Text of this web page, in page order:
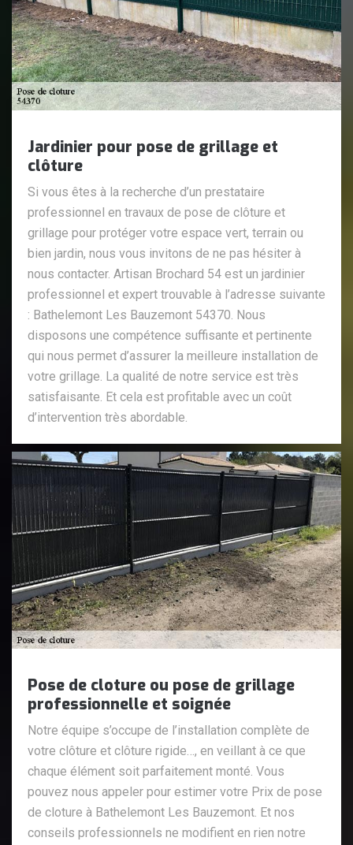
Jardinier pour pose de grillage et
clôture
Si vous êtes à la recherche d’un prestataire
professionnel en travaux de pose de clôture et
grillage pour protéger votre espace vert, terrain ou
bien jardin, nous vous invitons de ne pas hésiter à
nous contacter. Artisan Brochard 54 est un jardinier
professionnel et expert trouvable à l’adresse suivante
: Bathelemont Les Bauzemont 54370. Nous
disposons une compétence suffisante et pertinente
qui nous permet d’assurer la meilleure installation de
votre grillage. La qualité de notre service est très
satisfaisante. Et cela est profitable avec un coût
d’intervention très abordable.
Pose de cloture ou pose de grillage
professionnelle et soignée
Notre équipe s’occupe de l’installation complète de
votre clôture et clôture rigide…, en veillant à ce que
chaque élément soit parfaitement monté. Vous
pouvez nous appeler pour estimer votre Prix de pose
de cloture à Bathelemont Les Bauzemont. Et nos
conseils professionnels ne modifient en rien notre